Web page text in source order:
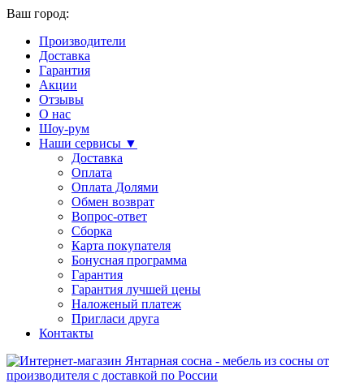
Ваш город:
Производители
Доставка
Гарантия
Акции
Отзывы
О нас
Шоу-рум
Наши сервисы ▼
Доставка
Оплата
Оплата Долями
Обмен возврат
Вопрос-ответ
Сборка
Карта покупателя
Бонусная программа
Гарантия
Гарантия лучшей цены
Наложеный платеж
Пригласи друга
Контакты